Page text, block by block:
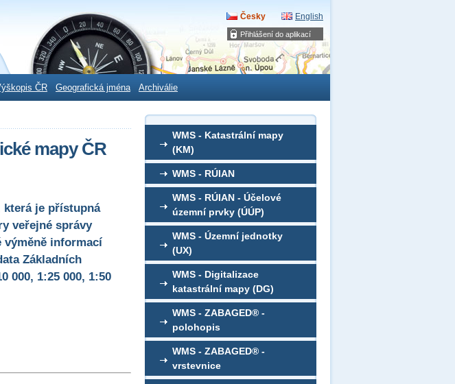
Přihlášení do aplikací
Česky English
ČR Geografická jména Archiválie
WMS - Katastrální mapy
(KM)
WMS - RÚIAN
WMS - RÚIAN - Účelové
územní prvky (ÚÚP)
WMS - Územní jednotky
(UX)
WMS - Digitalizace
katastrální mapy (DG)
WMS - ZABAGED® -
polohopis
WMS - ZABAGED® -
vrstevnice
mapy ČR
která je přístupná
veřejné správy
výměně informací
Základních
000, 1:25 000, 1:50